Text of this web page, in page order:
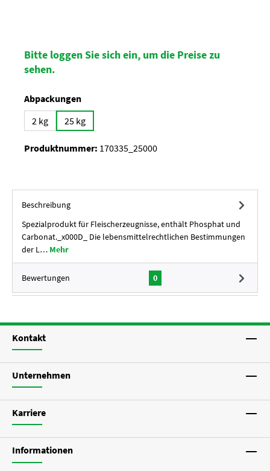
Bitte loggen Sie sich ein, um die Preise zu
sehen.
Abpackungenauswählen
2 kg
25 kg
Produktnummer: 170335_25000
Beschreibung
Spezialprodukt für Fleischerzeugnisse, enthält Phosphat und
Carbonat._x000D_ Die lebensmittelrechtlichen Bestimmungen
der L… Mehr
Bewertungen 0
Kontakt
Unternehmen
Karriere
Informationen